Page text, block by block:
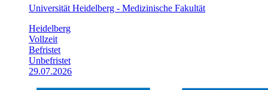
Universität Heidelberg - Medizinische Fakultät
Heidelberg
Vollzeit
Befristet
Unbefristet
29.07.2026